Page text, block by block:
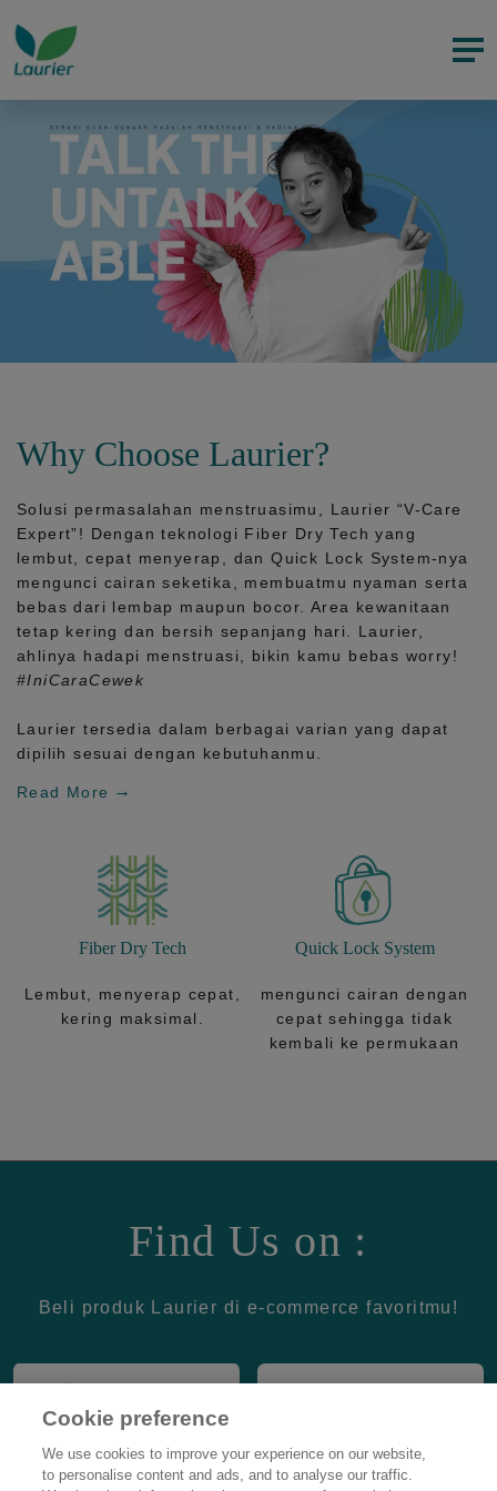
Why Choose Laurier?
Solusi permasalahan menstruasimu, Laurier “V-Care
Expert”! Dengan teknologi Fiber Dry Tech yang
lembut, cepat menyerap, danQuick Lock System-nya
mengunci cairan seketika, membuatmu nyaman serta
bebas dari lembap maupun bocor. Area kewanitaan
tetap kering dan bersih sepanjang hari.
Laurier,
ahlinya hadapi menstruasi, bikin kamu bebas worry!
#IniCaraCewek
Laurier tersedia dalam berbagai varian yang dapat
dipilih sesuai dengan kebutuhanmu.
Read More
Fiber Dry Tech
Lembut, menyerap cepat,
kering maksimal.
Quick Lock System
mengunci cairan dengan
cepat sehingga tidak
kembali ke permukaan
Find Us on :
Beli produk Laurier di e-commerce favoritmu!
Cookie preference
We use cookies to improve your experience on our website,
to personalise content and ads, and to analyse our traffic.